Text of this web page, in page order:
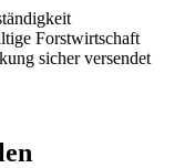
Forstwirtschaft
sicher versendet